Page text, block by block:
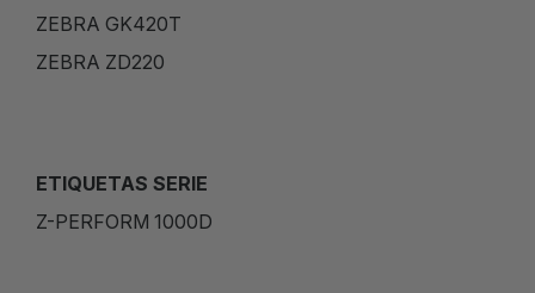
ZEBRA GK420T
ZEBRA ZD220
ETIQUETAS SERIE
Z-PERFORM 1000D